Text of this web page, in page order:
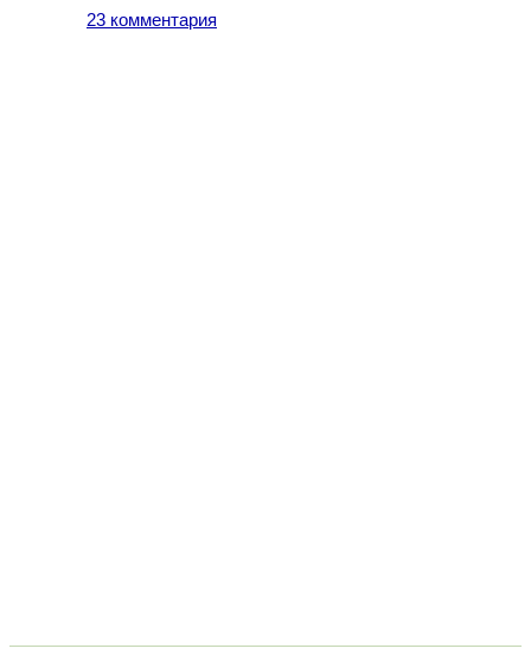
23 комментария